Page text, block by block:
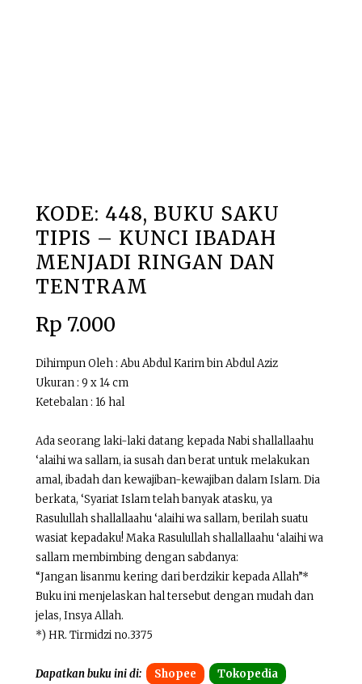
KODE: 448, BUKU SAKU
TIPIS – KUNCI IBADAH
MENJADI RINGAN DAN
TENTRAM
Rp 7.000
Dihimpun Oleh : Abu Abdul Karim bin Abdul Aziz
Ukuran : 9 x 14 cm
Ketebalan : 16 hal
Ada seorang laki-laki datang kepada Nabi shallallaahu
‘alaihi wa sallam, ia susah dan berat untuk melakukan
amal, ibadah dan kewajiban-kewajiban dalam Islam. Dia
berkata, ‘Syariat Islam telah banyak atasku, ya
Rasulullah shallallaahu ‘alaihi wa sallam, berilah suatu
wasiat kepadaku! Maka Rasulullah shallallaahu ‘alaihi wa
sallam membimbing dengan sabdanya:
“Jangan lisanmu kering dari berdzikir kepada Allah”*
Buku ini menjelaskan hal tersebut dengan mudah dan
jelas, Insya Allah.
*) HR. Tirmidzi no.3375
Dapatkan buku ini di: Shopee Tokopedia